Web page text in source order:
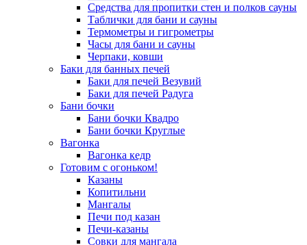
Средства для пропитки стен и полков сауны
Таблички для бани и сауны
Термометры и гигрометры
Часы для бани и сауны
Черпаки, ковши
Баки для банных печей
Баки для печей Везувий
Баки для печей Радуга
Бани бочки
Бани бочки Квадро
Бани бочки Круглые
Вагонка
Вагонка кедр
Готовим с огоньком!
Казаны
Копитильни
Мангалы
Печи под казан
Печи-казаны
Совки для мангала